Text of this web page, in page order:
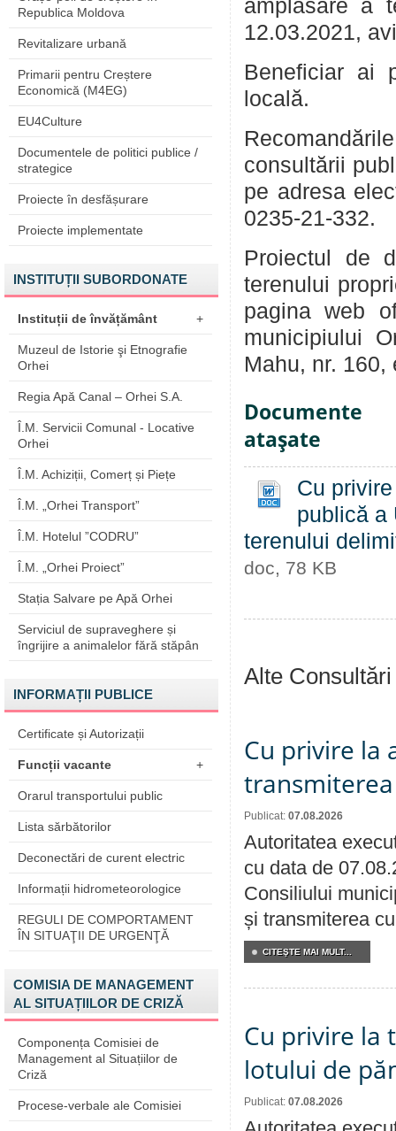
Republica Moldova
Revitalizare urbană
Primarii pentru Creștere
Economică (M4EG)
EU4Culture
Documentele de politici publice /
strategice
Proiecte în desfășurare
Proiecte implementate
INSTITUȚII SUBORDONATE
Instituții de învățământ +
Muzeul de Istorie şi Etnografie
Orhei
Regia Apă Canal – Orhei S.A.
Î.M. Servicii Comunal - Locative
Orhei
Î.M. Achiziții, Comerț și Piețe
Î.M. „Orhei Transport”
Î.M. Hotelul ”CODRU”
Î.M. „Orhei Proiect”
Stația Salvare pe Apă Orhei
Serviciul de supraveghere și
îngrijire a animalelor fără stăpân
INFORMAȚII PUBLICE
Certificate și Autorizații
Funcții vacante +
Orarul transportului public
Lista sărbătorilor
Deconectări de curent electric
Informații hidrometeorologice
REGULI DE COMPORTAMENT
ÎN SITUAŢII DE URGENŢĂ
COMISIA DE MANAGEMENT
AL SITUAȚIILOR DE CRIZĂ
Componența Comisiei de
Management al Situațiilor de
Criză
Procese-verbale ale Comisiei
amplasare a
12.03.2021,
Beneficiar ai
locală.
consultării
pe adresa
0235-21-332.
Proiectul de
terenului
pagina web
municipiului
Mahu, nr. 160,
Documente
ataşate
Cu
publică a
terenului
doc, 78 KB
Alte
Cu privire la
Publicat: 07.08.2026
Autoritatea
cu data de
Consiliului
și transmiterea
CITEŞTE MAI MULT...
Cu privire la
lotului de
Publicat: 07.08.2026